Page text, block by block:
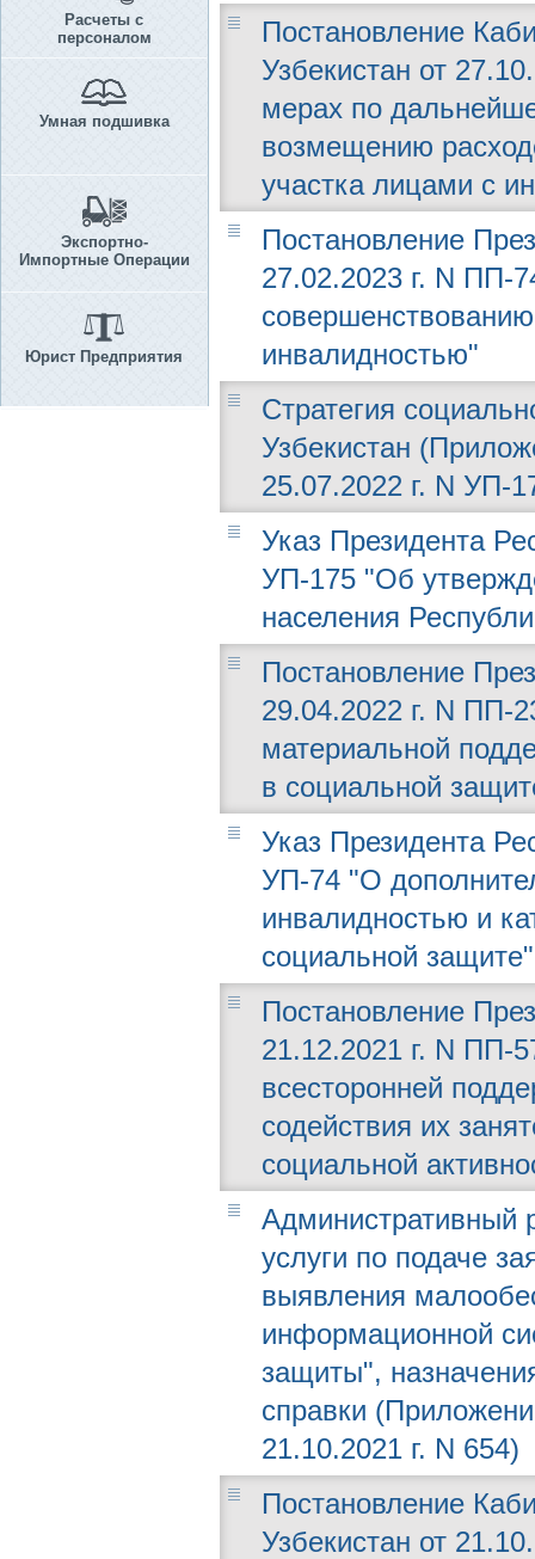
Расчеты с
персоналом
Умная подшивка
Экспортно-
Импортные Операции
Юрист Предприятия
Постановление
Узбекистан от
мерах по
возмещению
участка лицами с
Постановление
27.02.2023 г. N ПП-
инвалидностью"
Стратегия
Узбекистан
25.07.2022 г. N УП-
Указ Президента
УП-175 "Об
населения
Постановление
29.04.2022 г. N ПП-
материальной
в социальной
Указ Президента
УП-74 "О
инвалидностью и
социальной защите"
Постановление
21.12.2021 г. N ПП-
всесторонней
содействия их
социальной
Административный
услуги по подаче
выявления
информационной
защиты",
справки
21.10.2021 г. N 654)
Постановление
Узбекистан от